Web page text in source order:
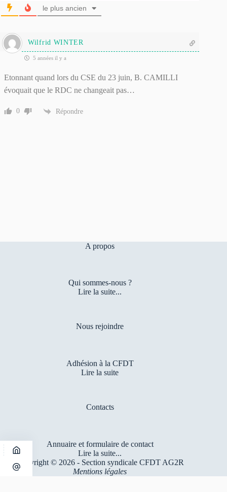
le plus ancien
Wilfrid WINTER
5 années il y a
Etonnant quand lors du CSE du 23 juin, B. CAMILLI
évoquait que le RDC ne changeait pas…
0 Répondre
A propos
Qui sommes-nous ?
Lire la suite...
Nous rejoindre
Adhésion à la CFDT
Lire la suite
Contacts
Annuaire et formulaire de contact
Lire la suite...
Copyright © 2026 - Section syndicale CFDT AG2R
Mentions légales